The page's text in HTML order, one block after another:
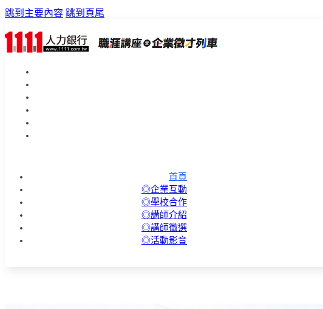
跳到主要內容 跳到頁尾
首頁
◎企業互動
◎學校合作
◎講師介紹
◎講師徵選
◎活動影音